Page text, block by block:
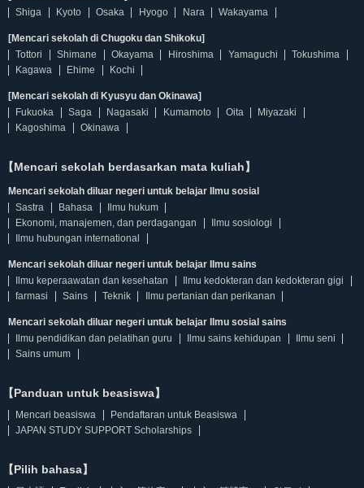
Shiga
Kyoto Osaka Hyogo Nara Wakayama
[Mencari sekolah di Chugoku dan Shikoku]
Tottori
Shimane Okayama Hiroshima Yamaguchi
Tokushima
Kagawa
Ehime Kochi
[Mencari sekolah di Kyusyu dan Okinawa]
Fukuoka
Saga Nagasaki Kumamoto Oita
Miyazaki
Kagoshima
Okinawa
【Mencari sekolah berdasarkan mata kuliah】
Mencari sekolah diluar negeri untuk belajar Ilmu sosial
Sastra
Bahasa
Ilmu hukum
Ekonomi, manajemen, dan perdagangan
Ilmu sosiologi
Ilmu hubungan international
Mencari sekolah diluar negeri untuk belajar Ilmu sains
Ilmu keperaawatan dan kesehatan
Ilmu kedokteran dan kedokteran gigi
farmasi
Sains Teknik Ilmu pertanian dan perikanan
Mencari sekolah diluar negeri untuk belajar Ilmu sosial sains
Ilmu pendidikan dan pelatihan guru
Ilmu sains kehidupan
Ilmu seni
Sains umum
【Panduan untuk beasiswa】
Mencari beasiswa
Pendaftaran untuk Beasiswa
JAPAN STUDY SUPPORT Scholarships
【Pilih bahasa】